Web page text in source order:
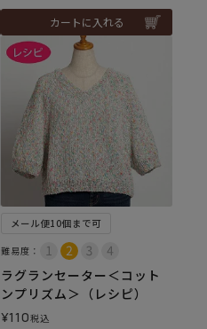
カートに入れる
メール便10個まで可
難易度：
ラグランセーター＜コット
ンプリズム＞（レシピ）
¥110税込